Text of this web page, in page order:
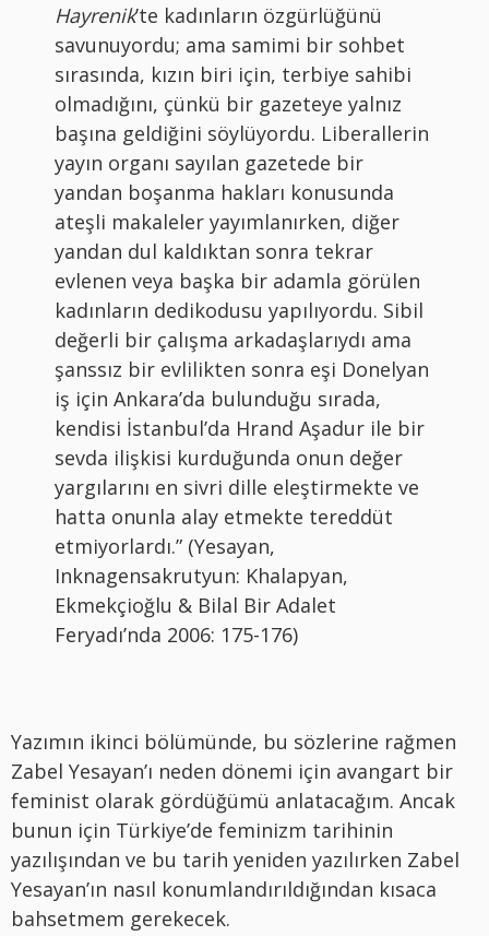
Hayrenik’te kadınların özgürlüğünü
savunuyordu; ama samimi bir sohbet
sırasında, kızın biri için, terbiye sahibi
olmadığını, çünkü bir gazeteye yalnız
başına geldiğini söylüyordu. Liberallerin
yayın organı sayılan gazetede bir
yandan boşanma hakları konusunda
ateşli makaleler yayımlanırken, diğer
yandan dul kaldıktan sonra tekrar
evlenen veya başka bir adamla görülen
kadınların dedikodusu yapılıyordu. Sibil
değerli bir çalışma arkadaşlarıydı ama
şanssız bir evlilikten sonra eşi Donelyan
iş için Ankara’da bulunduğu sırada,
kendisi İstanbul’da Hrand Aşadur ile bir
sevda ilişkisi kurduğunda onun değer
yargılarını en sivri dille eleştirmekte ve
hatta onunla alay etmekte tereddüt
etmiyorlardı.” (Yesayan,
Inknagensakrutyun: Khalapyan,
Ekmekçioğlu & Bilal Bir Adalet
Feryadı’nda 2006: 175-176)
Yazımın ikinci bölümünde, bu sözlerine rağmen
Zabel Yesayan’ı neden dönemi için avangart bir
feminist olarak gördüğümü anlatacağım. Ancak
bunun için Türkiye’de feminizm tarihinin
yazılışından ve bu tarih yeniden yazılırken Zabel
Yesayan’ın nasıl konumlandırıldığından kısaca
bahsetmem gerekecek.